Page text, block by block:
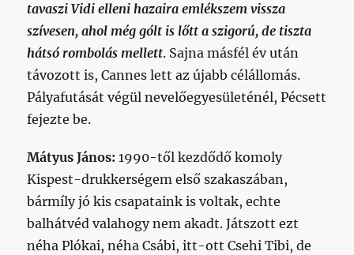
tavaszi Vidi elleni hazaira emlékszem vissza
szívesen, ahol még gólt is lőtt a szigorú, de tiszta
hátsó rombolás mellett. Sajna másfél év után
távozott is, Cannes lett az újabb célállomás.
Pályafutását végül nevelőegyesületénél, Pécsett
fejezte be.
Mátyus János: 1990-től kezdődő komoly
Kispest-drukkerségem első szakaszában,
bármíly jó kis csapataink is voltak, echte
balhátvéd valahogy nem akadt. Játszott ezt
néha Plókai, néha Csábi, itt-ott Csehi Tibi, de